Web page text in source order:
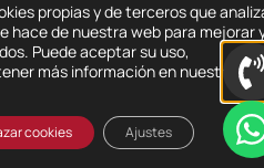
propias y de terceros que
hace de nuestra web para mejorar
Puede aceptar su uso,
más información en nuestra
cookies Ajustes